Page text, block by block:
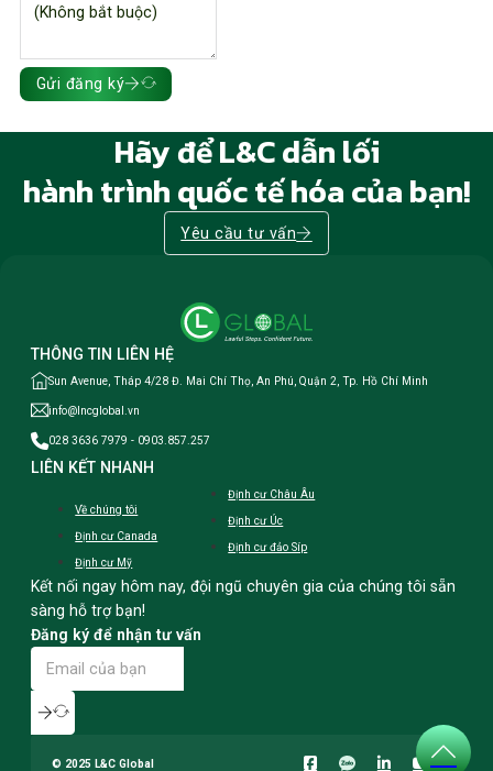
Gửi đăng ký
Hãy để L&C dẫn lối
hành trình quốc tế hóa của bạn!
Yêu cầu tư vấn
THÔNG TIN LIÊN HỆ
Sun Avenue, Tháp 4/28 Đ. Mai Chí Thọ, An Phú, Quận 2, Tp. Hồ Chí Minh
info@lncglobal.vn
028 3636 7979 - 0903.857.257
LIÊN KẾT NHANH
Về chúng tôi
Định cư Canada
Định cư Mỹ
Định cư Châu Âu
Định cư Úc
Định cư đảo Síp
Kết nối ngay hôm nay, đội ngũ chuyên gia của chúng tôi sẵn
sàng hỗ trợ bạn!
Đăng ký để nhận tư vấn
© 2025 L&C Global